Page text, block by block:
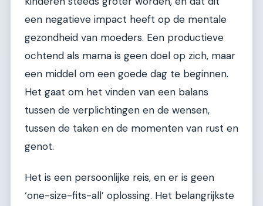
een negatieve impact heeft op de mentale
gezondheid van moeders. Een productieve
ochtend als mama is geen doel op zich, maar
een middel om een goede dag te beginnen.
Het gaat om het vinden van een balans
tussen de verplichtingen en de wensen,
tussen de taken en de momenten van rust en
genot.
Het is een persoonlijke reis, en er is geen
‘one-size-fits-all’ oplossing. Het belangrijkste